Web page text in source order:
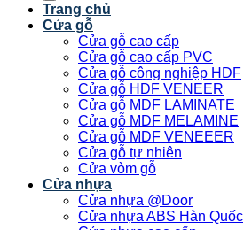
Trang chủ
Cửa gỗ
Cửa gỗ cao cấp
Cửa gỗ cao cấp PVC
Cửa gỗ công nghiệp HDF
Cửa gỗ HDF VENEER
Cửa gỗ MDF LAMINATE
Cửa gỗ MDF MELAMINE
Cửa gỗ MDF VENEEER
Cửa gỗ tự nhiên
Cửa vòm gỗ
Cửa nhựa
Cửa nhựa @Door
Cửa nhựa ABS Hàn Quốc